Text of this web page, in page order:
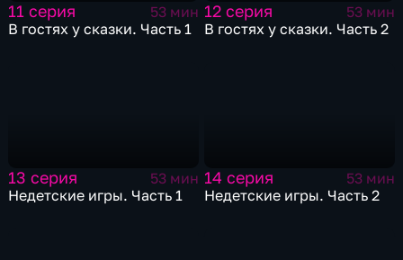
11 серия
53 мин
В гостях у сказки. Часть 1
12 серия
53 мин
В гостях у сказки. Часть 2
13 серия
53 мин
Недетские игры. Часть 1
14 серия
53 мин
Недетские игры. Часть 2